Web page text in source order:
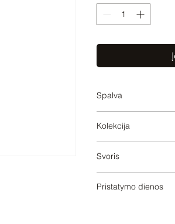
Spalva
Kolekcija
Svoris
Pristatymo dienos